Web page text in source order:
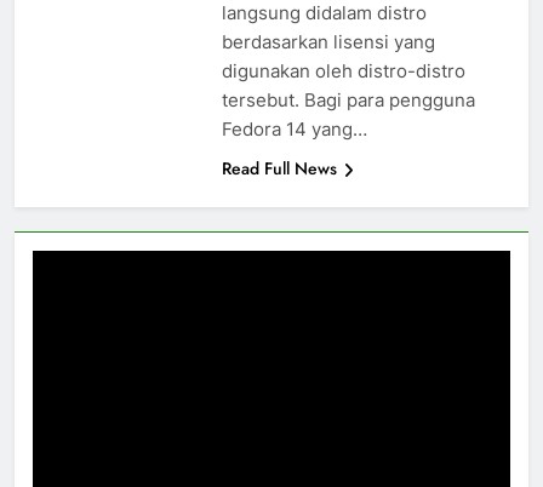
langsung didalam distro
berdasarkan lisensi yang
digunakan oleh distro-distro
tersebut. Bagi para pengguna
Fedora 14 yang…
Read Full News